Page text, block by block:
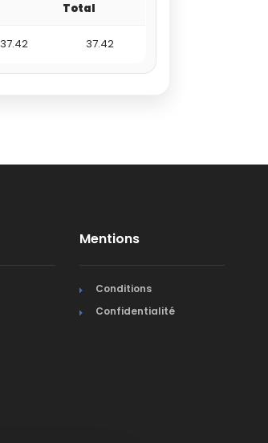
Total
37.42 37.42
Mentions
Conditions
Confidentialité